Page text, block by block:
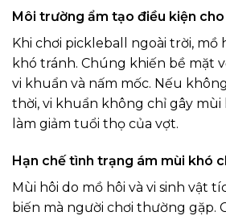
Môi trường ẩm tạo điều kiện cho
Khi chơi pickleball ngoài trời, mồ
khó tránh. Chúng khiến bề mặt
vi khuẩn và nấm mốc. Nếu
thời, vi khuẩn không chỉ gây mùi
làm giảm tuổi thọ của vợt.
Hạn chế tình trạng ám mùi khó
Mùi hôi do mồ hôi và vi sinh vật
biến mà người chơi thường gặp.